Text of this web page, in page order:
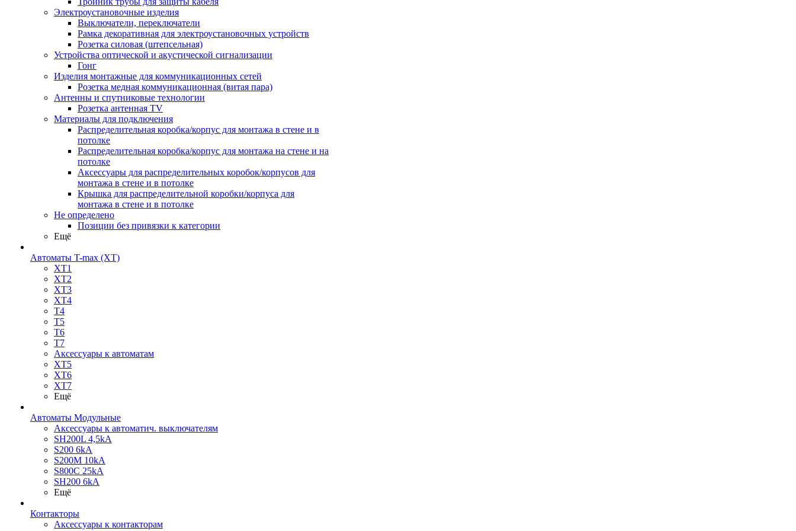
Электроустановочные изделия
Выключатели, переключатели
Рамка декоративная для электроустановочных устройств
Розетка силовая (штепсельная)
Устройства оптической и акустической сигнализации
Гонг
Изделия монтажные для коммуникационных сетей
Розетка медная коммуникационная (витая пара)
Антенны и спутниковые технологии
Розетка антенная TV
Материалы для подключения
Распределительная коробка/корпус для монтажа в стене и в
потолке
Распределительная коробка/корпус для монтажа на стене и на
потолке
Аксессуары для распределительных коробок/корпусов для
монтажа в стене и в потолке
Крышка для распределительной коробки/корпуса для
монтажа в стене и в потолке
Не определено
Позиции без привязки к категории
Ещё
Автоматы T-max (XT)
XT1
XT2
XT3
XT4
T4
T5
T6
T7
Аксессуары к автоматам
XT5
XT6
XT7
Ещё
Автоматы Модульные
Аксессуары к автоматич. выключателям
SH200L 4,5kA
S200 6kA
S200M 10kA
S800C 25kA
SH200 6kA
Ещё
Контакторы
Аксессуары к контакторам